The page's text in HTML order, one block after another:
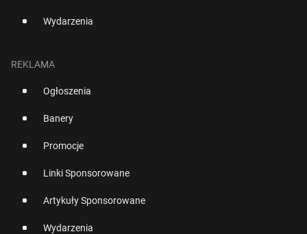
Wydarzenia
REKLAMA
Ogłoszenia
Banery
Promocje
Linki Sponsorowane
Artykuły Sponsorowane
Wydarzenia